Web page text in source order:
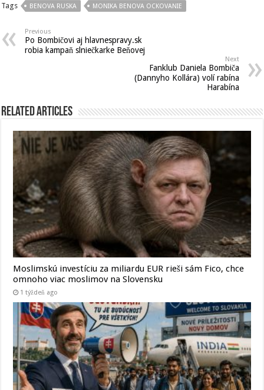
Tags BENOVA RUSKA MONIKA BENOVA OCKOVANIE
Previous
Po Bombičovi aj hlavnespravy.sk
robia kampaň slniečkarke Beňovej
Next
Fanklub Daniela Bombiča
(Dannyho Kollára) volí rabína
Harabína
Related Articles
Moslimskú investíciu za miliardu EUR rieši sám Fico, chce
omnoho viac moslimov na Slovensku
1 týždeň ago